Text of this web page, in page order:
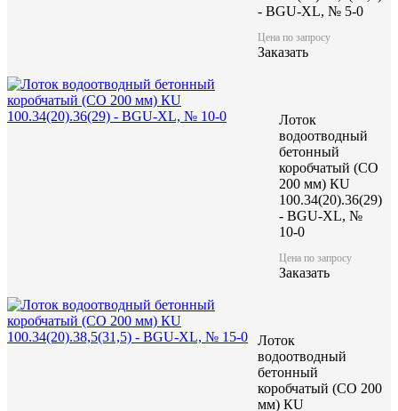
- BGU-XL, № 5-0
Цена по запросу
Заказать
Лоток
водоотводный
бетонный
коробчатый (CO
200 мм) КU
100.34(20).36(29)
- BGU-XL, №
10-0
Цена по запросу
Заказать
Лоток
водоотводный
бетонный
коробчатый (CO 200
мм) КU